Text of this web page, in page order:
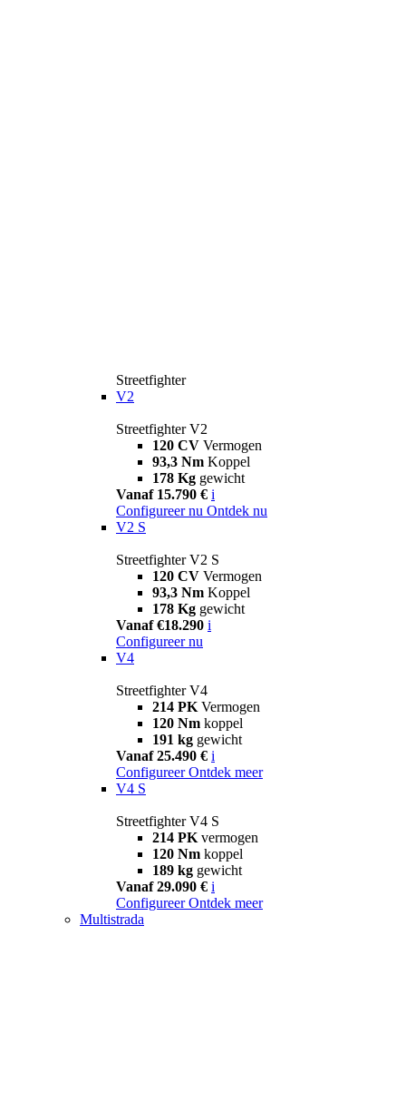
Streetfighter
V2
Streetfighter V2
120 CV Vermogen
93,3 Nm Koppel
178 Kg gewicht
Vanaf 15.790 € i
Configureer nu Ontdek nu
V2 S
Streetfighter V2 S
120 CV Vermogen
93,3 Nm Koppel
178 Kg gewicht
Vanaf €18.290 i
Configureer nu
V4
Streetfighter V4
214 PK Vermogen
120 Nm koppel
191 kg gewicht
Vanaf 25.490 € i
Configureer Ontdek meer
V4 S
Streetfighter V4 S
214 PK vermogen
120 Nm koppel
189 kg gewicht
Vanaf 29.090 € i
Configureer Ontdek meer
Multistrada